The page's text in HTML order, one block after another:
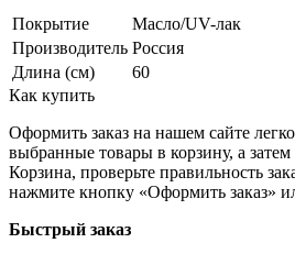
Покрытие
Масло/UV-лак
Производитель Россия
Длина (см)
60
Как купить
Оформить заказ на нашем сайте
выбранные товары в корзину, а
Корзина, проверьте правильность
нажмите кнопку «Оформить заказ»
Быстрый заказ